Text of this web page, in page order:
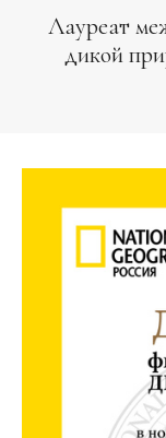
Лауреат
дикой